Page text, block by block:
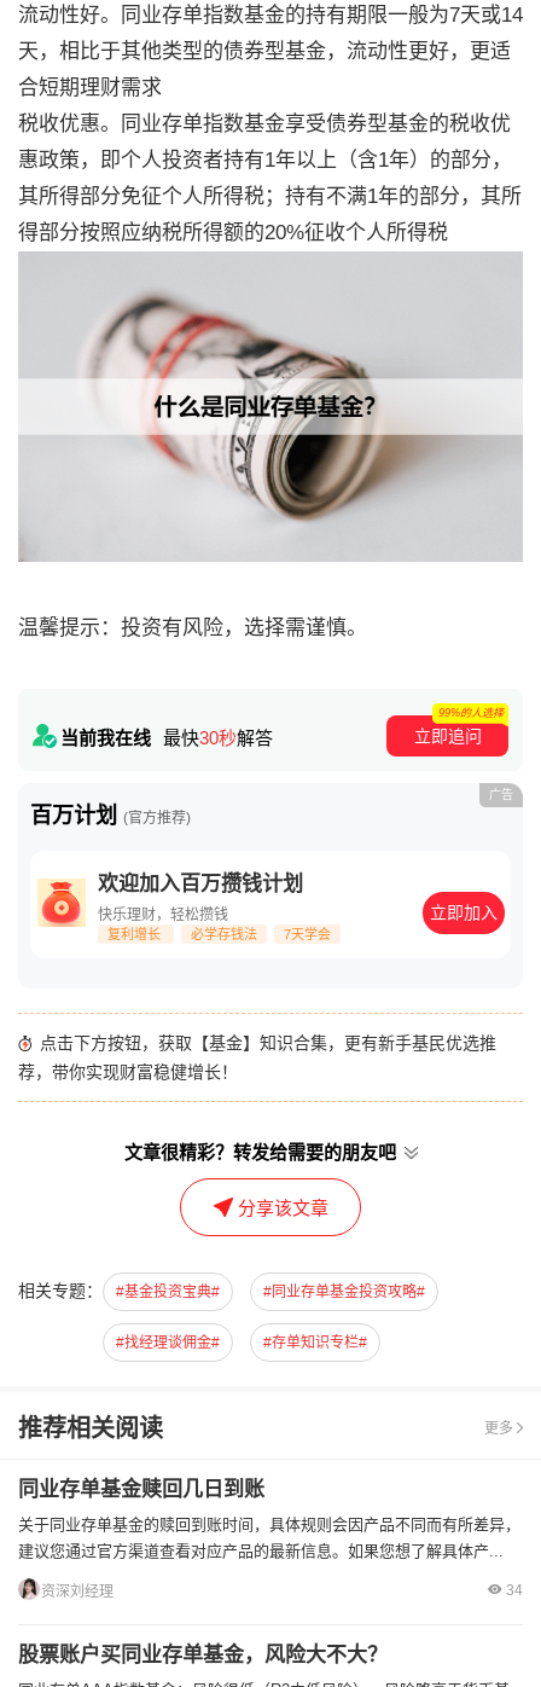
流动性好。同业存单指数基金的持有期限一般为7天或14
天，相比于其他类型的债券型基金，流动性更好，更适
合短期理财需求
税收优惠。同业存单指数基金享受债券型基金的税收优
惠政策，即个人投资者持有1年以上（含1年）的部分，
其所得部分免征个人所得税；持有不满1年的部分，其所
得部分按照应纳税所得额的20%征收个人所得税
温馨提示：投资有风险，选择需谨慎。
当前我在线 最快30秒解答 立即追问
99%的人选择
百万计划 (官方推荐)
欢迎加入百万攒钱计划
快乐理财，轻松攒钱
复利增长 必学存钱法 7天学会
立即加入
广告
点击下方按钮，获取【基金】知识合集，更有新手基民优选推
荐，带你实现财富稳健增长！
文章很精彩？转发给需要的朋友吧
分享该文章
相关专题： #基金投资宝典# #同业存单基金投资攻略#
#找经理谈佣金# #存单知识专栏#
推荐相关阅读 更多
同业存单基金赎回几日到账
关于同业存单基金的赎回到账时间，具体规则会因产品不同而有所差异，
建议您通过官方渠道查看对应产品的最新信息。如果您想了解具体产...
资深刘经理 34
股票账户买同业存单基金，风险大不大？